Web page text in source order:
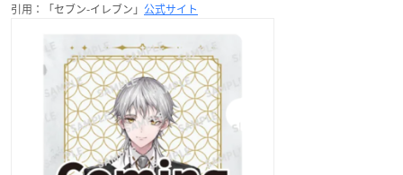
引用：「セブン-イレブン」 公式サイト